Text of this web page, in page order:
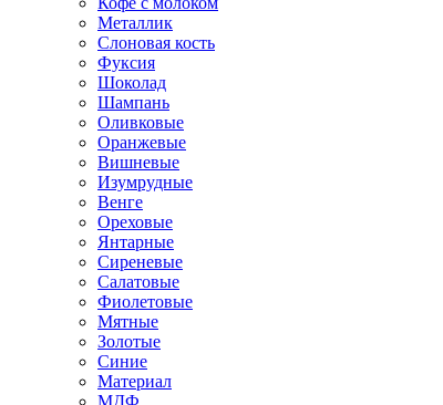
Металлик
Слоновая кость
Фуксия
Шоколад
Шампань
Оливковые
Оранжевые
Вишневые
Изумрудные
Венге
Ореховые
Янтарные
Сиреневые
Салатовые
Фиолетовые
Мятные
Золотые
Синие
Материал
МДФ